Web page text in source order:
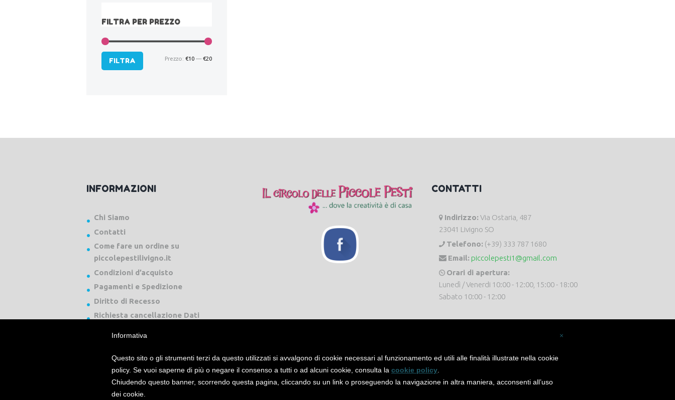
FILTRA PER PREZZO
Prezzo
Prezzo
FILTRA Prezzo: €10 —€20
INFORMAZIONI
Chi Siamo
Contatti
Come fare un ordine su
piccolepestilivigno.it
Condizioni d’acquisto
Pagamenti e Spedizione
Diritto di Recesso
Richiesta cancellazione Dati
CONTATTI
Indirizzo: Via Ostaria, 487
23041 Livigno SO
Telefono: (+39) 333 787 1680
Email: piccolepesti1@gmail.com
Orari di apertura:
Lunedì / Venerdi 10:00 - 12:00, 15:00 - 18:00
Sabato 10:00 - 12:00
Piccole Pesti Livigno © 2024 Tutti i diritti riservati. -Privacy Policy-Cookie Policy
×
Informativa
Questo sito o gli strumenti terzi da questo utilizzati si avvalgono di cookie necessari al funzionamento ed utili alle finalità illustrate nella cookie
policy. Se vuoi saperne di più o negare il consenso a tutti o ad alcuni cookie, consulta la cookie policy
Chiudendo questo banner, scorrendo questa pagina, cliccando su un link o proseguendo la navigazione in altra maniera, acconsenti all’uso
dei cookie.